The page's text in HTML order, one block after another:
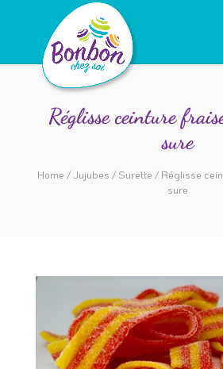
Réglisse ceinture
sure
Home / Jujubes / Surette / Réglisse
sure